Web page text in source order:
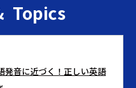
Topics
発音に近づく！正しい英語